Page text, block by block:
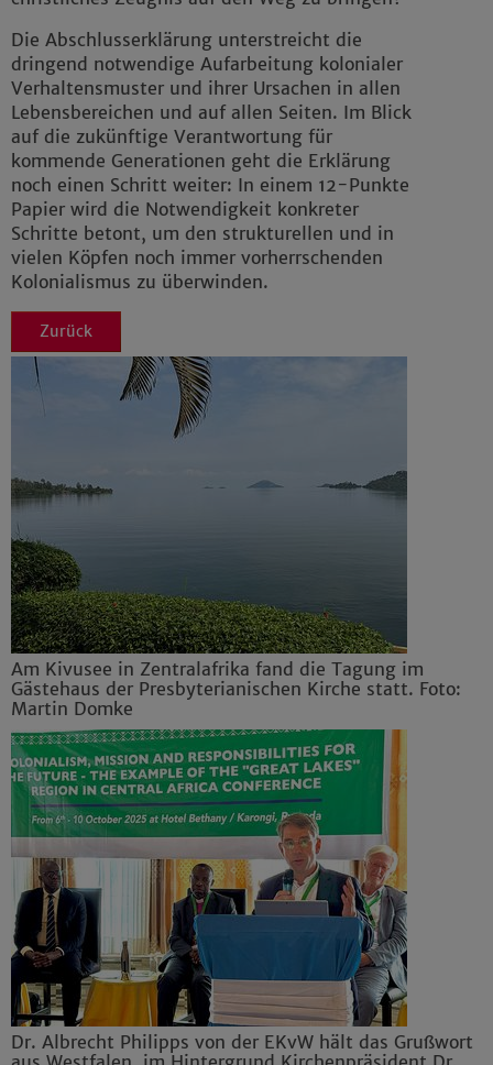
Die Abschlusserklärung unterstreicht die
dringend notwendige Aufarbeitung kolonialer
Verhaltensmuster und ihrer Ursachen in allen
Lebensbereichen und auf allen Seiten. Im Blick
auf die zukünftige Verantwortung für
kommende Generationen geht die Erklärung
noch einen Schritt weiter: In einem 12-Punkte
Papier wird die Notwendigkeit konkreter
Schritte betont, um den strukturellen und in
vielen Köpfen noch immer vorherrschenden
Kolonialismus zu überwinden.
Zurück
Am Kivusee in Zentralafrika fand die Tagung im
Gästehaus der Presbyterianischen Kirche statt. Foto:
Martin Domke
Dr. Albrecht Philipps von der EKvW hält das Grußwort